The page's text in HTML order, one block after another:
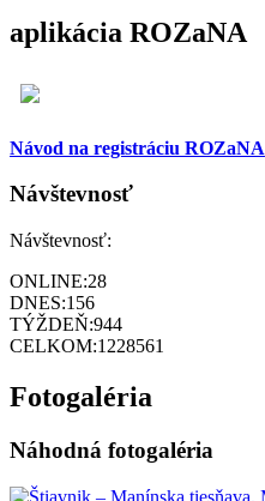
aplikácia ROZaNA
Návod na registráciu ROZaNA
Návštevnosť
Návštevnosť:
ONLINE:28
DNES:156
TÝŽDEŇ:944
CELKOM:1228561
Fotogaléria
Náhodná fotogaléria